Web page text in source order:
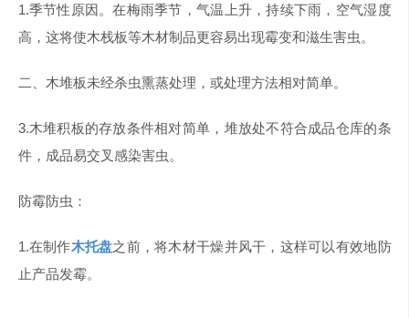
1.季节性原因。在梅雨季节，气温上升，持续下雨，空气湿度
高，这将使木栈板等木材制品更容易出现霉变和滋生害虫。
二、木堆板未经杀虫熏蒸处理，或处理方法相对简单。
3.木堆积板的存放条件相对简单，堆放处不符合成品仓库的条
件，成品易交叉感染害虫。
防霉防虫：
1.在制作木托盘之前，将木材干燥并风干，这样可以有效地防
止产品发霉。